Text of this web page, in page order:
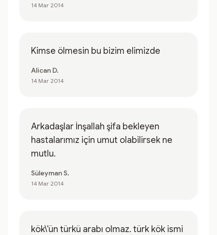
14 Mar 2014
Kimse ölmesin bu bizim elimizde
Alican D.
14 Mar 2014
Arkadaşlar İnşallah şifa bekleyen
hastalarımız için umut olabilirsek ne
mutlu.
Süleyman S.
14 Mar 2014
kök\'ün türkü arabı olmaz. türk kök ismi